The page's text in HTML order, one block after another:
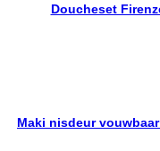
Doucheset
Maki nisdeur